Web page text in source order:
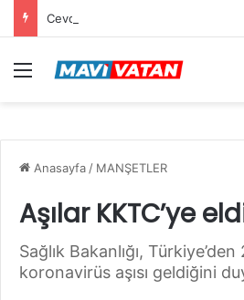
Menü
Anasayfa / MANŞETLER
Aşılar KKTC’ye
Sağlık Bakanlığı,
koronavirüs aşısı geldiğini